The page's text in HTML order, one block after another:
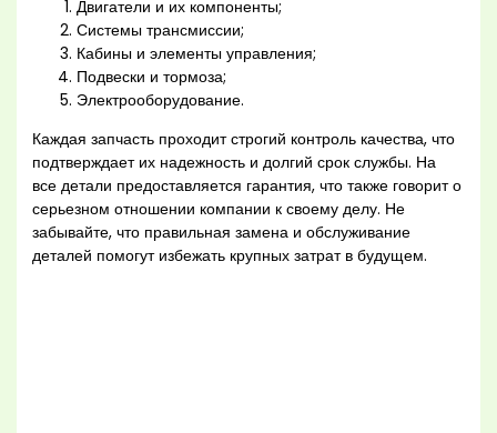
Двигатели и их компоненты;
Системы трансмиссии;
Кабины и элементы управления;
Подвески и тормоза;
Электрооборудование.
Каждая запчасть проходит строгий контроль качества, что
подтверждает их надежность и долгий срок службы. На
все детали предоставляется гарантия, что также говорит о
серьезном отношении компании к своему делу. Не
забывайте, что правильная замена и обслуживание
деталей помогут избежать крупных затрат в будущем.